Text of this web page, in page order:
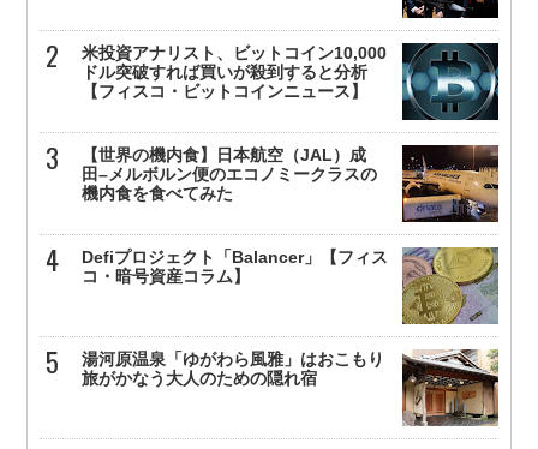
米投資アナリスト、ビットコイン10,000
ドル突破すれば買いが殺到すると分析
【フィスコ・ビットコインニュース】
【世界の機内食】日本航空（JAL）成
田–メルボルン便のエコノミークラスの
機内食を食べてみた
Defiプロジェクト「Balancer」【フィス
コ・暗号資産コラム】
湯河原温泉「ゆがわら風雅」はおこもり
旅がかなう大人のための隠れ宿